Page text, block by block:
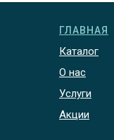
ГЛАВНАЯ
Каталог
О нас
Услуги
Акции